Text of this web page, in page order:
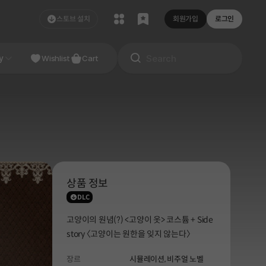
스토브 설치 회원가입 로그인
Studio
Wishlist Cart
상품 정보
DLC
고양이의 원념(?) <고양이 옷> 코스튬 + Side
story 〈고양이는 원한을 잊지 않는다〉
장르 시뮬레이션,비주얼 노벨